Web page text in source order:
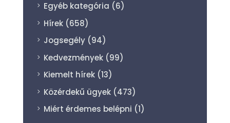
Egyéb kategória (6)
Hírek (658)
Jogsegély (94)
Kedvezmények (99)
Kiemelt hírek (13)
Közérdekű ügyek (473)
Miért érdemes belépni (1)